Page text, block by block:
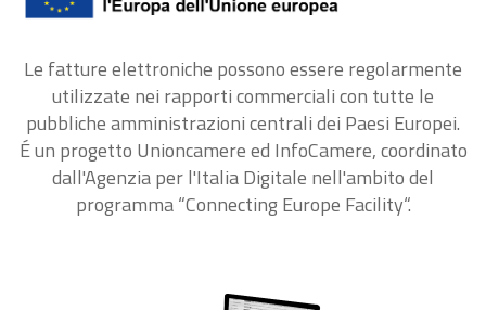
Le fatture elettroniche possono essere regolarmente
utilizzate nei rapporti commerciali con tutte le
pubbliche amministrazioni centrali dei Paesi Europei.
É un progetto Unioncamere ed InfoCamere, coordinato
dall'Agenzia per l'Italia Digitale nell'ambito del
programma “Connecting Europe Facility“.